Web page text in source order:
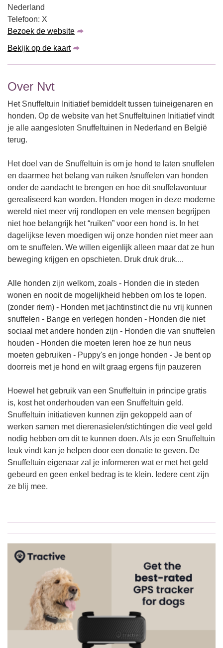
Nederland
Telefoon: X
Bezoek de website
Bekijk op de kaart
Over Nvt
Het Snuffeltuin Initiatief bemiddelt tussen tuineigenaren en
honden. Op de website van het Snuffeltuinen Initiatief vindt
je alle aangesloten Snuffeltuinen in Nederland en België
terug.
Het doel van de Snuffeltuin is om je hond te laten snuffelen
en daarmee het belang van ruiken /snuffelen van honden
onder de aandacht te brengen en hoe dit snuffelavontuur
gerealiseerd kan worden. Honden mogen in deze moderne
wereld niet meer vrij rondlopen en vele mensen begrijpen
niet hoe belangrijk het “ruiken” voor een hond is. In het
dagelijkse leven moedigen wij onze honden niet meer aan
om te snuffelen. We willen eigenlijk alleen maar dat ze hun
beweging krijgen en opschieten. Druk druk druk....
Alle honden zijn welkom, zoals - Honden die in steden
wonen en nooit de mogelijkheid hebben om los te lopen.
(zonder riem) - Honden met jachtinstinct die nu vrij kunnen
snuffelen - Bange en verlegen honden - Honden die niet
sociaal met andere honden zijn - Honden die van snuffelen
houden - Honden die moeten leren hoe ze hun neus
moeten gebruiken - Puppy's en jonge honden - Je bent op
doorreis met je hond en wilt graag ergens fijn pauzeren
Hoewel het gebruik van een Snuffeltuin in principe gratis
is, kost het onderhouden van een Snuffeltuin geld.
Snuffeltuin initiatieven kunnen zijn gekoppeld aan of
werken samen met dierenasielen/stichtingen die veel geld
nodig hebben om dit te kunnen doen. Als je een Snuffeltuin
leuk vindt kan je helpen door een donatie te geven. De
Snuffeltuin eigenaar zal je informeren wat er met het geld
gebeurd en geen enkel bedrag is te klein. Iedere cent zijn
ze blij mee.